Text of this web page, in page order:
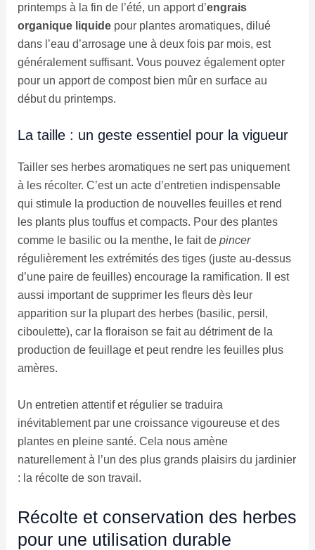
printemps à la fin de l’été, un apport d’engrais
organique liquidepour plantes aromatiques, dilué
dans l’eau d’arrosage une à deux fois par mois, est
généralement suffisant. Vous pouvez également opter
pour un apport de compost bien mûr en surface au
début du printemps.
La taille : un geste essentiel pour la vigueur
Tailler ses herbes aromatiques ne sert pas uniquement
à les récolter. C’est un acte d’entretien indispensable
qui stimule la production de nouvelles feuilles et rend
les plants plus touffus et compacts. Pour des plantes
comme le basilic ou la menthe, le fait de pincer
régulièrement les extrémités des tiges (juste au-dessus
d’une paire de feuilles) encourage la ramification. Il est
aussi important de supprimer les fleurs dès leur
apparition sur la plupart des herbes (basilic, persil,
ciboulette), car la floraison se fait au détriment de la
production de feuillage et peut rendre les feuilles plus
amères.
Un entretien attentif et régulier se traduira
inévitablement par une croissance vigoureuse et des
plantes en pleine santé. Cela nous amène
naturellement à l’un des plus grands plaisirs du jardinier
: la récolte de son travail.
Récolte et conservation des herbes
pour une utilisation durable